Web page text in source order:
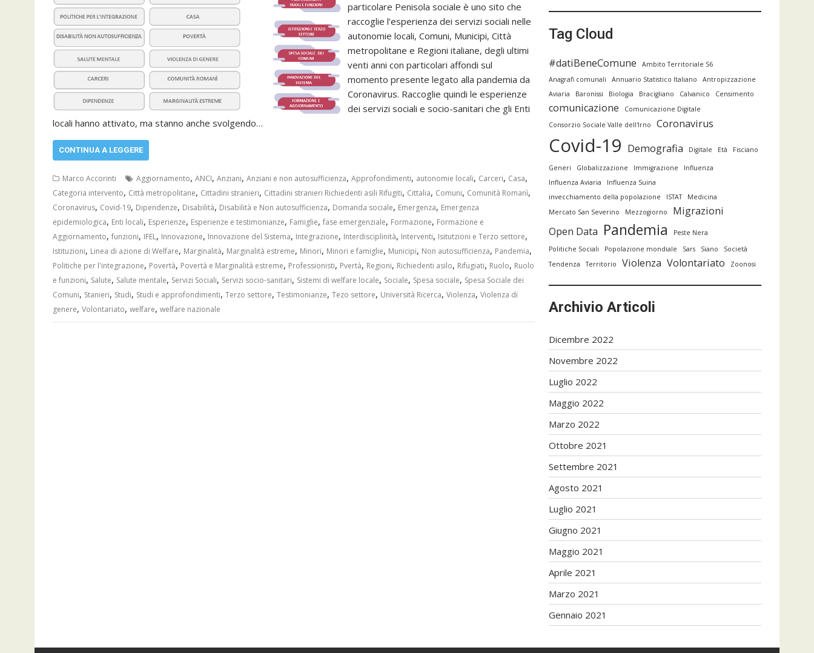
particolare Penisola sociale è uno sito che
raccoglie l’esperienza dei servizi sociali nelle
autonomie locali, Comuni, Municipi, Città
metropolitane e Regioni italiane, degli ultimi
venti anni con particolari affondi sul
momento presente legato alla pandemia da
Coronavirus. Raccoglie quindi le esperienze
dei servizi sociali e socio-sanitari che gli Enti
locali hanno attivato, ma stanno anche svolgendo…
CONTINUA A LEGGERE
Marco Accorinti Aggiornamento, ANCI, Anziani, Anziani e non autosufficienza, Approfondimenti, autonomie locali, Carceri, Casa,
Categoria intervento, Città metropolitane, Cittadini stranieri, Cittadini stranieri Richiedenti asili Rifugiti, Cittalia, Comuni, Comunità Romanì,
Coronavirus, Covid-19, Dipendenze, Disabilità, Disabilità e Non autosufficienza, Domanda sociale, Emergenza, Emergenza
epidemiologica, Enti locali, Esperienze, Esperienze e testimonianze, Famiglie, fase emergenziale, Formazione, Formazione e
Aggiornamento, funzioni, IFEL, Innovazione, Innovazione del Sistema, Integrazione, Interdisciplinità, Interventi, Isitutzioni e Terzo settore,
Istituzioni, Linea di azione di Welfare, Marginalità, Marginalità estreme, Minori, Minori e famiglie, Municipi, Non autosufficienza, Pandemia,
Politiche per l'integrazione, Povertà, Povertà e Marginalità estreme, Professionisti, Pvertà, Regioni, Richiedenti asilo, Rifugiati, Ruolo, Ruolo
e funzioni, Salute, Salute mentale, Servizi Sociali, Servizi socio-sanitari, Sistemi di welfare locale, Sociale, Spesa sociale, Spesa Sociale dei
Comuni, Stanieri, Studi, Studi e approfondimenti, Terzo settore, Testimonianze, Tezo settore, Università Ricerca, Violenza, Violenza di
genere, Volontariato, welfare, welfare nazionale
Tag Cloud
#datiBeneComune
Ambito Territoriale S6
Anagrafi comunali
Annuario Statistico Italiano
Antropizzazione
Aviaria
Baronissi Biologia Bracigliano Calvanico Censimento
comunicazione
Comunicazione Digitale
Consorzio Sociale Valle dell'Irno
Coronavirus
Covid-19 Demografia Digitale Età Fisciano
Generi Globalizzazione Immigrazione
Influenza
Influenza Aviaria
Influenza Suina
invecchiamento della popolazione
ISTAT
Medicina
Mercato San Severino
Mezzogiorno
Migrazioni
Open Data Pandemia
Peste Nera
Politiche Sociali
Popolazione mondiale Sars Siano
Società
Tendenza
Territorio Violenza Volontariato Zoonosi
Archivio Articoli
Dicembre 2022
Novembre 2022
Luglio 2022
Maggio 2022
Marzo 2022
Ottobre 2021
Settembre 2021
Agosto 2021
Luglio 2021
Giugno 2021
Maggio 2021
Aprile 2021
Marzo 2021
Gennaio 2021